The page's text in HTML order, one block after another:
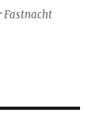
Fastnacht